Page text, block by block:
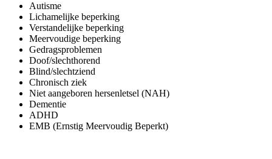
Autisme
Lichamelijke beperking
Verstandelijke beperking
Meervoudige beperking
Gedragsproblemen
Doof/slechthorend
Blind/slechtziend
Chronisch ziek
Niet aangeboren hersenletsel (NAH)
Dementie
ADHD
EMB (Ernstig Meervoudig Beperkt)